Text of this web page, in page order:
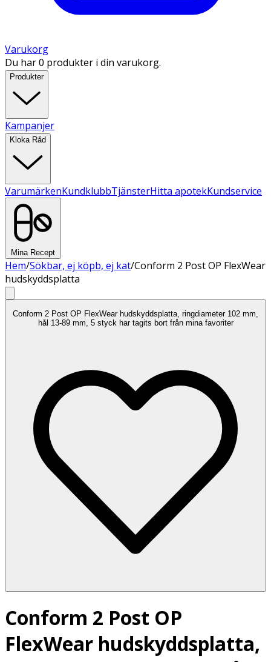
Varukorg
Du har 0 produkter i din varukorg.
Produkter
Kampanjer
Kloka Råd
VarumärkenKundklubbTjänsterHitta apotekKundservice
Mina Recept
Hem/Sökbar, ej köpb, ej kat/Conform 2 Post OP FlexWear
hudskyddsplatta
Conform 2 Post OP FlexWear hudskyddsplatta, ringdiameter 102 mm,
hål 13-89 mm, 5 styck har tagits bort från mina favoriter
Conform 2 Post OP
FlexWear hudskyddsplatta,